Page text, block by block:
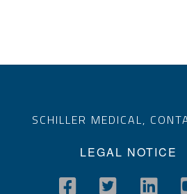
SCHILLER MEDICAL,
LEGAL NOTICE